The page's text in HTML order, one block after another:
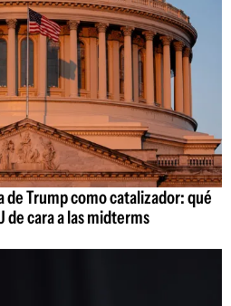
de Trump como catalizador: qué
de cara a las midterms